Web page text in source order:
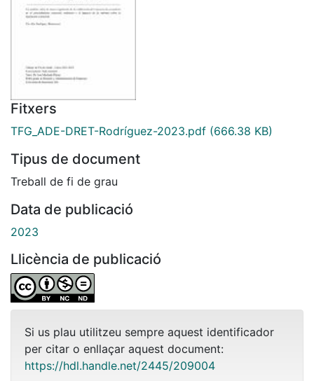
Fitxers
TFG_ADE-DRET-Rodríguez-2023.pdf (666.38 KB)
Tipus de document
Treball de fi de grau
Data de publicació
2023
Llicència de publicació
Si us plau utilitzeu sempre aquest identificador
per citar o enllaçar aquest document:
https://hdl.handle.net/2445/209004